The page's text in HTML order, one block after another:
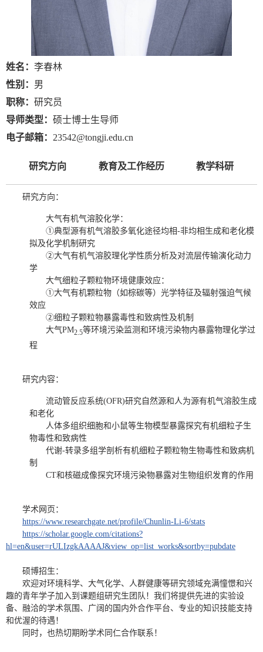
姓名： 李春林
性别： 男
职称： 研究员
导师类型： 硕士博士生导师
电子邮箱： 23542@tongji.edu.cn
研究方向 教育及工作经历 教学科研
研究方向：
大气有机气溶胶化学：
①典型源有机气溶胶多氧化途径均相-非均相生成和老化模
拟及化学机制研究
②大气有机气溶胶理化学性质分析及对流层传输演化动力
学
大气细粒子颗粒物环境健康效应：
①大气有机颗粒物（如棕碳等）光学特征及辐射强迫气候
效应
②细粒子颗粒物暴露毒性和致病性及机制
大气PM2.5等环境污染监测和环境污染物内暴露物理化学过
程
研究内容：
流动管反应系统(OFR)研究自然源和人为源有机气溶胶生成
和老化
人体多组织细胞和小鼠等生物模型暴露探究有机细粒子生
物毒性和致病性
代谢-转录多组学剖析有机细粒子颗粒物生物毒性和致病机
制
CT和核磁成像探究环境污染物暴露对生物组织发育的作用
学术网页：
https://www.researchgate.net/profile/Chunlin-Li-6/stats
https://scholar.google.com/citations?
hl=en&user=rULIzgkAAAAJ&view_op=list_works&sortby=pubdate
硕博招生：
欢迎对环境科学、大气化学、人群健康等研究领域充满憧憬和兴
趣的青年学子加入到课题组研究生团队！我们将提供先进的实验设
备、融洽的学术氛围 、广阔的国内外合作平台、专业的知识技能支持
和优渥的待遇！
同时，也热切期盼学术同仁合作联系！